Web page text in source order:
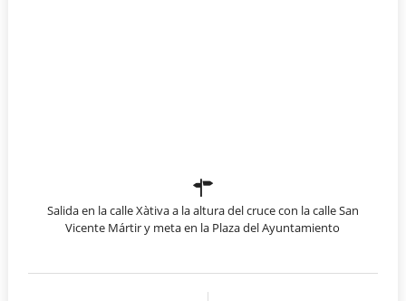
Salida en la calle Xàtiva a la altura del cruce con la calle San
Vicente Mártir y meta en la Plaza del Ayuntamiento